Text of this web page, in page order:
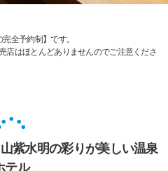
全予約制】です。
店はほとんどありませんのでご注意くださ
紫水明の彩りが美しい温泉
テル